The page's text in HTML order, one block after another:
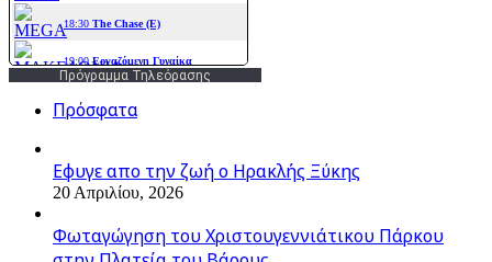
Πρόγραμμα Τηλεόρασης
Πρόσφατα
Εφυγε απο την ζωή o Ηρακλής Ξύκης
20 Απριλίου, 2026
Φωταγώγηση του Χριστουγεννιάτικου Πάρκου